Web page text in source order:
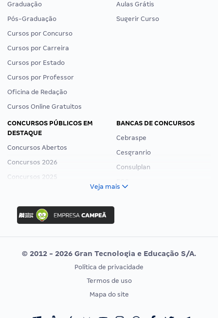
Graduação
Pós-Graduação
Cursos por Concurso
Cursos por Carreira
Cursos por Estado
Cursos por Professor
Oficina de Redação
Cursos Online Gratuitos
Aulas Grátis
Sugerir Curso
CONCURSOS PÚBLICOS EM
DESTAQUE
Concursos Abertos
Concursos 2026
Concursos 2025
Concurso Ibama
Concurso MPU
Editais publicados
BANCAS DE CONCURSOS
Cebraspe
Cesgranrio
Consulplan
Vunesp
CONCURSOS POR PROFISSÃO
Concursos Fiscais
EXAME DE ORDEM
Calendário OAB
Veja mais
© 2012 - 2026 Gran Tecnologia e Educação S/A.
Política de privacidade
Termos de uso
Mapa do site